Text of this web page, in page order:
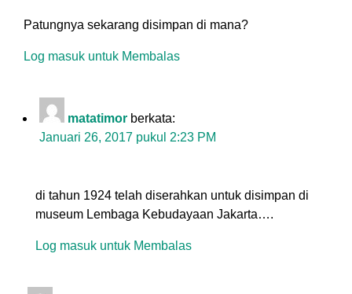
Patungnya sekarang disimpan di mana?
Log masuk untuk Membalas
matatimor berkata:
Januari 26, 2017 pukul 2:23 PM
di tahun 1924 telah diserahkan untuk disimpan di
museum Lembaga Kebudayaan Jakarta….
Log masuk untuk Membalas